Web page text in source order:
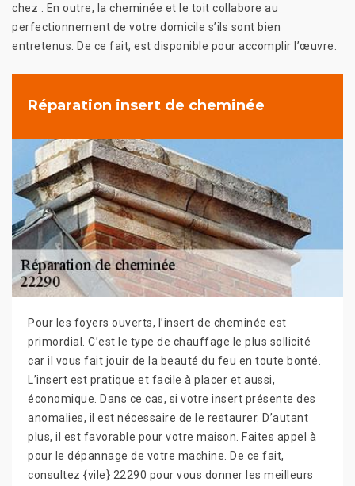
chez . En outre, la cheminée et le toit collabore au
perfectionnement de votre domicile s’ils sont bien
entretenus. De ce fait, est disponible pour accomplir l’œuvre.
Réparation insert de cheminée
Pour les foyers ouverts, l’insert de cheminée est
primordial. C’est le type de chauffage le plus sollicité
car il vous fait jouir de la beauté du feu en toute bonté.
L’insert est pratique et facile à placer et aussi,
économique. Dans ce cas, si votre insert présente des
anomalies, il est nécessaire de le restaurer. D’autant
plus, il est favorable pour votre maison. Faites appel à
pour le dépannage de votre machine. De ce fait,
consultez {vile} 22290 pour vous donner les meilleurs